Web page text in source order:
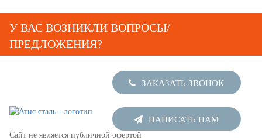
У ВАС ВОЗНИКЛИ ВОПРОСЫ/
ПРЕДЛОЖЕНИЯ?
Напишите нам или закажите звонок и мы свяжемся!
ЗАКАЗАТЬ ЗВОНОК
НАПИСАТЬ НАМ
Сайт не является публичной офертой